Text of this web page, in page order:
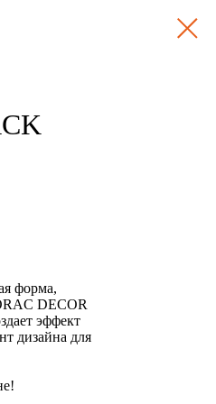
форма,
DECOR
эффект
дизайна для